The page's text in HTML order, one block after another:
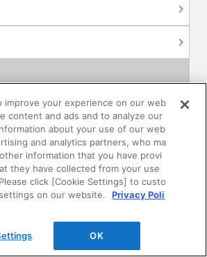
向けサイト
ス
フト
improve your experience on our web
content and ads and to analyze our
about your use of our web
and analytics partners, who ma
information that you have provi
they have collected from your use
click [Cookie Settings] to custo
on our website.
Privacy Poli
OK